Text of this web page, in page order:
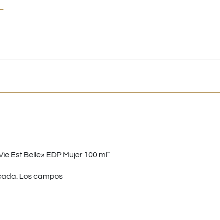
Est Belle» EDP Mujer 100 ml”
Los campos